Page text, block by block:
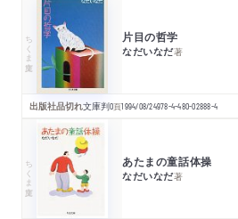
ちくま文庫 片目の哲学
なだいなだ著
出版社品切れ文庫判0頁1994/08/24978-4-480-02888-4
ちくま文庫 あたまの童話体操
なだいなだ著